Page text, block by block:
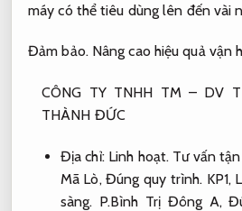
máy có thể tiêu dùng lên đến vài
Đảm bảo. Nâng cao hiệu quả vận
CÔNG TY TNHH TM – DV
THÀNH ĐỨC
Địa chỉ: Linh hoạt. Tư vấn
Mã Lò,Đúng quy trình. KP1,
sàng. P.Bình Trị Đông A,